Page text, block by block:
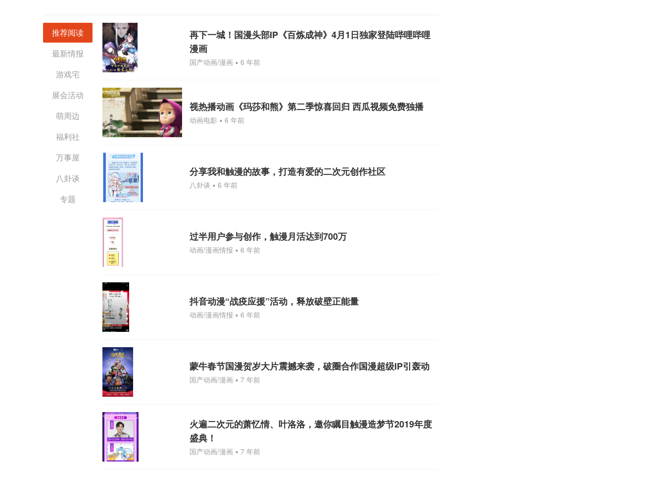
推荐阅读
最新情报
游戏宅
展会活动
萌周边
福利社
万事屋
八卦谈
专题
再下一城！国漫头部IP《百炼成神》4月1日独家登陆哔哩哔哩
漫画
国产动画/漫画 ▪ 6 年前
视热播动画《玛莎和熊》第二季惊喜回归 西瓜视频免费独播
动画电影 ▪ 6 年前
分享我和触漫的故事，打造有爱的二次元创作社区
八卦谈 ▪ 6 年前
过半用户参与创作，触漫月活达到700万
动画/漫画情报 ▪ 6 年前
抖音动漫“战疫应援”活动，释放破壁正能量
动画/漫画情报 ▪ 6 年前
蒙牛春节国漫贺岁大片震撼来袭，破圈合作国漫超级IP引轰动
国产动画/漫画 ▪ 7 年前
火遍二次元的萧忆情、叶洛洛，邀你瞩目触漫造梦节2019年度
盛典！
国产动画/漫画 ▪ 7 年前